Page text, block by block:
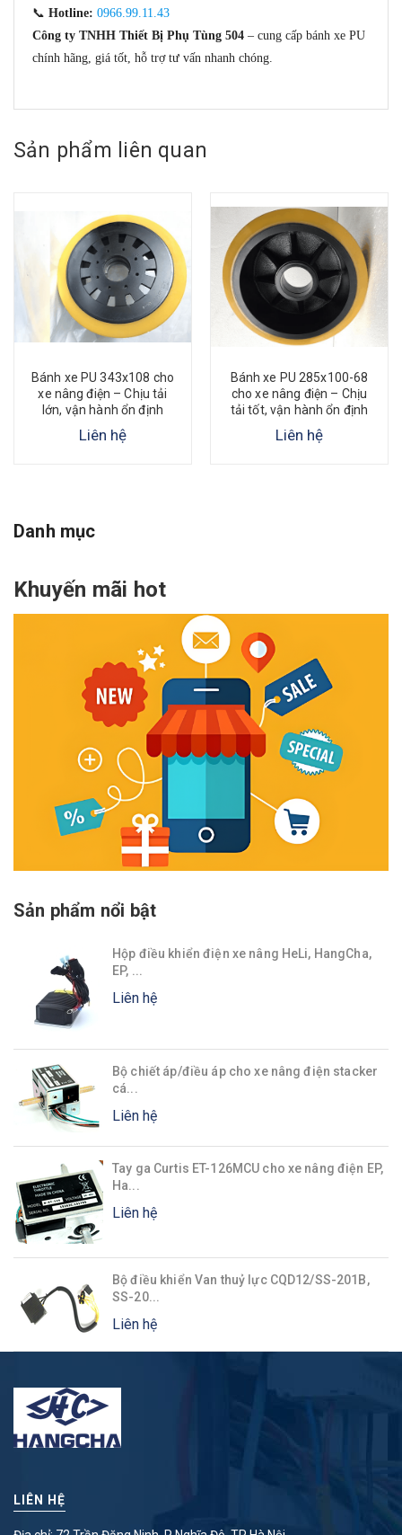
📞 Hotline: 0966.99.11.43
Công ty TNHH Thiết Bị Phụ Tùng 504 – cung cấp bánh xe PU
chính hãng, giá tốt, hỗ trợ tư vấn nhanh chóng.
Sản phẩm liên quan
Bánh xe PU 343x108 cho
xe nâng điện – Chịu tải
lớn, vận hành ổn định
Liên hệ
Bánh xe PU 285x100-68
cho xe nâng điện – Chịu
tải tốt, vận hành ổn định
Liên hệ
Danh mục
Khuyến mãi hot
Sản phẩm nổi bật
Hộp điều khiển điện xe nâng HeLi, HangCha,
EP, ...
Liên hệ
Bộ chiết áp/điều áp cho xe nâng điện stacker
cá...
Liên hệ
Tay ga Curtis ET-126MCU cho xe nâng điện EP,
Ha...
Liên hệ
Bộ điều khiển Van thuỷ lực CQD12/SS-201B,
SS-20...
Liên hệ
LIÊN HỆ